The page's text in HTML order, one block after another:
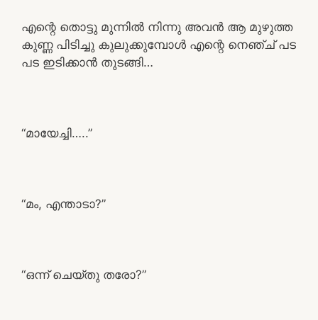
എന്റെ തൊട്ടു മുന്നിൽ നിന്നു അവൻ ആ മുഴുത്ത
കുണ്ണ പിടിച്ചു കുലുക്കുമ്പോൾ എന്റെ നെഞ്ച് പട
പട ഇടിക്കാൻ തുടങ്ങി…
“മായേച്ചി…..”
“മം, എന്താടാ?”
“ഒന്ന് ചെയ്തു തരോ?”